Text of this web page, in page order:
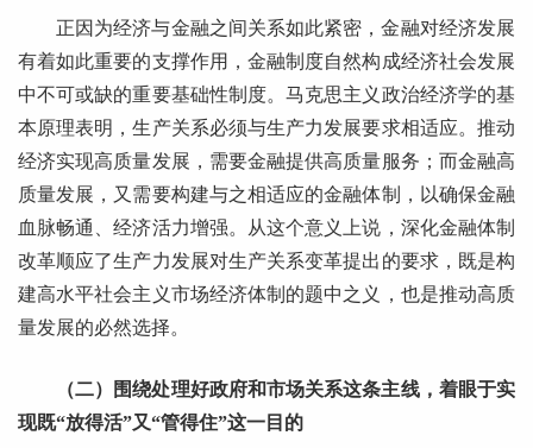
正因为经济与金融之间关系如此紧密，金融对经济发展
有着如此重要的支撑作用，金融制度自然构成经济社会发展
中不可或缺的重要基础性制度。马克思主义政治经济学的基
本原理表明，生产关系必须与生产力发展要求相适应。推动
经济实现高质量发展，需要金融提供高质量服务；而金融高
质量发展，又需要构建与之相适应的金融体制，以确保金融
血脉畅通、经济活力增强。从这个意义上说，深化金融体制
改革顺应了生产力发展对生产关系变革提出的要求，既是构
建高水平社会主义市场经济体制的题中之义，也是推动高质
量发展的必然选择。
（二）围绕处理好政府和市场关系这条主线，着眼于实
现既“放得活”又“管得住”这一目的